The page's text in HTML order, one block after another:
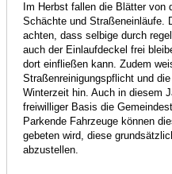
Im Herbst fallen die Blätter von
Schächte und Straßeneinläufe.
achten, dass selbige durch
auch der Einlaufdeckel frei
dort einfließen kann. Zudem
Straßenreinigungspflicht und
Winterzeit hin. Auch in diesem
freiwilliger Basis die
Parkende Fahrzeuge können
gebeten wird, diese
abzustellen.